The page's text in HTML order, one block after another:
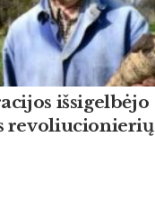
išsigelbėjo
revoliucionierių